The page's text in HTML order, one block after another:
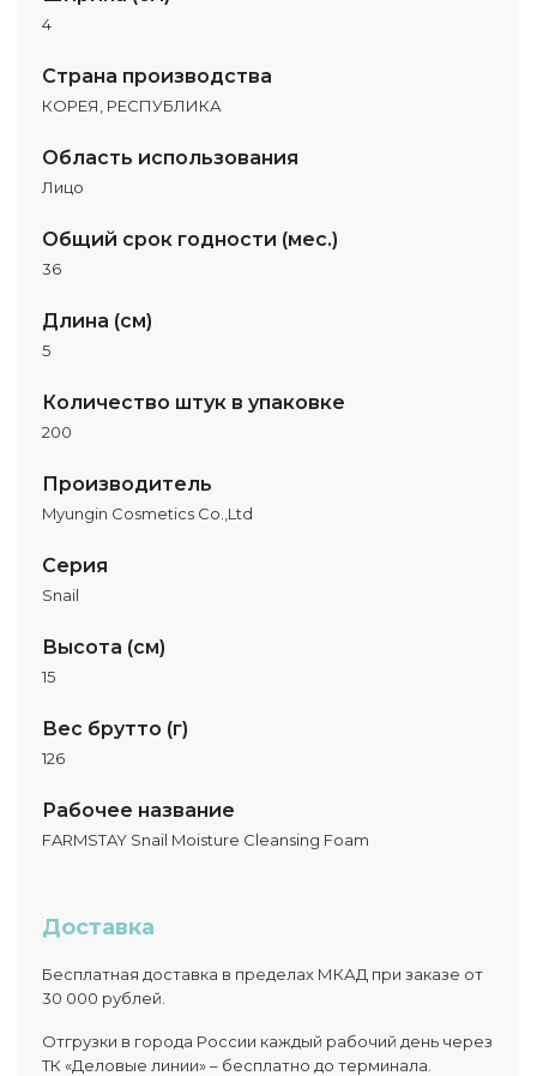
4
Страна производства
КОРЕЯ, РЕСПУБЛИКА
Область использования
Лицо
Общий срок годности (мес.)
36
Длина (см)
5
Количество штук в упаковке
200
Производитель
Myungin Cosmetics Co.,Ltd
Серия
Snail
Высота (см)
15
Вес брутто (г)
126
Рабочее название
FARMSTAY Snail Moisture Cleansing Foam
Доставка
Бесплатная доставка в пределах МКАД при заказе от
30 000 рублей.
Отгрузки в города России каждый рабочий день через
ТК «Деловые линии» – бесплатно до терминала.